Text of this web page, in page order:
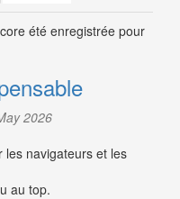
été enregistrée pour
2026
les navigateurs et les
au top.